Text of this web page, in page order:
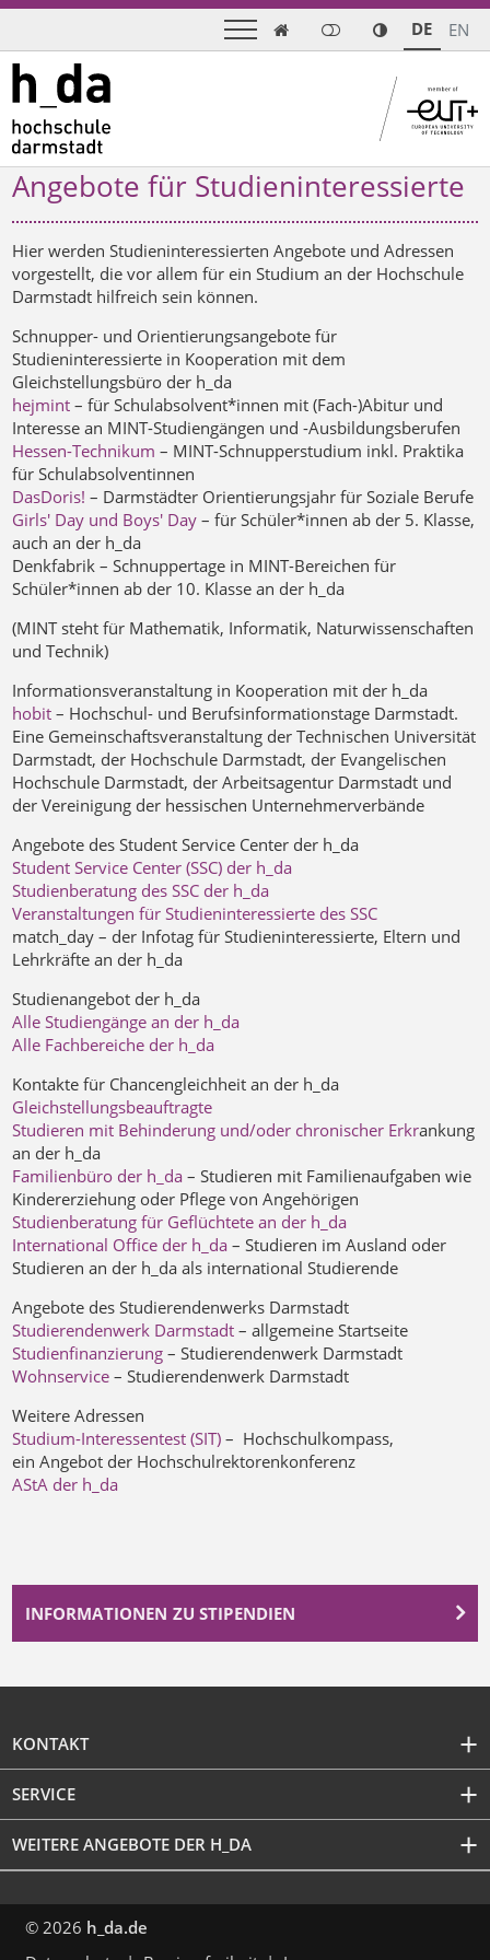
 DE EN
Angebote für Studieninteressierte
Hier werden Studieninteressierten Angebote und Adressen
vorgestellt, die vor allem für ein Studium an der Hochschule
Darmstadt hilfreich sein können.
Schnupper- und Orientierungsangebote für
Studieninteressierte in Kooperation mit dem
Gleichstellungsbüro der h_da
hejmint – für Schulabsolvent*innen mit (Fach-)Abitur und
Interesse an MINT-Studiengängen und -Ausbildungsberufen
Hessen-Technikum – MINT-Schnupperstudium inkl. Praktika
für Schulabsolventinnen
DasDoris! – Darmstädter Orientierungsjahr für Soziale Berufe
Girls' Day und Boys' Day – für Schüler*innen ab der 5. Klasse,
auch an der h_da
Denkfabrik – Schnuppertage in MINT-Bereichen für
Schüler*innen ab der 10. Klasse an der h_da
(MINT steht für Mathematik, Informatik, Naturwissenschaften
und Technik)
Informationsveranstaltung in Kooperation mit der h_da
hobit – Hochschul- und Berufsinformationstage Darmstadt.
Eine Gemeinschaftsveranstaltung der Technischen Universität
Darmstadt, der Hochschule Darmstadt, der Evangelischen
Hochschule Darmstadt, der Arbeitsagentur Darmstadt und
der Vereinigung der hessischen Unternehmerverbände
Angebote des Student Service Center der h_da
Student Service Center (SSC) der h_da
Studienberatung des SSC der h_da
Veranstaltungen für Studieninteressierte des SSC
match_day – der Infotag für Studieninteressierte, Eltern und
Lehrkräfte an der h_da
Studienangebot der h_da
Alle Studiengänge an der h_da
Alle Fachbereiche der h_da
Kontakte für Chancengleichheit an der h_da
Gleichstellungsbeauftragte
Studieren mit Behinderung und/oder chronischer Erkrankung
an der h_da
Familienbüro der h_da – Studieren mit Familienaufgaben wie
Kindererziehung oder Pflege von Angehörigen
Studienberatung für Geflüchtete an der h_da
International Office der h_da – Studieren im Ausland oder
Studieren an der h_da als international Studierende
Angebote des Studierendenwerks Darmstadt
Studierendenwerk Darmstadt– allgemeine Startseite
Studienfinanzierung– Studierendenwerk Darmstadt
Wohnservice– Studierendenwerk Darmstadt
Weitere Adressen
Studium-Interessentest (SIT)– Hochschulkompass,
ein Angebot der Hochschulrektorenkonferenz
AStA der h_da
INFORMATIONEN ZU STIPENDIEN
KONTAKT
SERVICE
WEITERE ANGEBOTE DER H_DA
© 2026 h_da.de